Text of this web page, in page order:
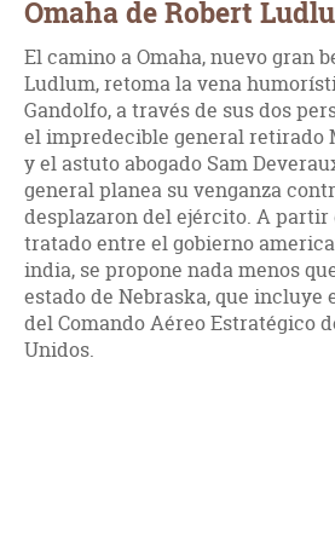
Omaha de Robert
El camino a Omaha, nuevo gran
Ludlum, retoma la vena
Gandolfo, a través de sus dos
el impredecible general retirado
y el astuto abogado Sam
general planea su venganza
desplazaron del ejército. A partir
tratado entre el gobierno
india, se propone nada menos
estado de Nebraska, que incluye
del Comando Aéreo Estratégico
Unidos.